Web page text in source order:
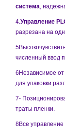
система ,
4. Управление
разрезана на
численный ввод
6Независимое
для упаковки
7-
траты пленки.
8Все